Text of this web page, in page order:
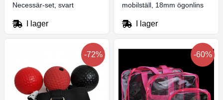
Necessär-set, svart
I lager
mobilställ, 18mm ögonlins
I lager
-72% -60%